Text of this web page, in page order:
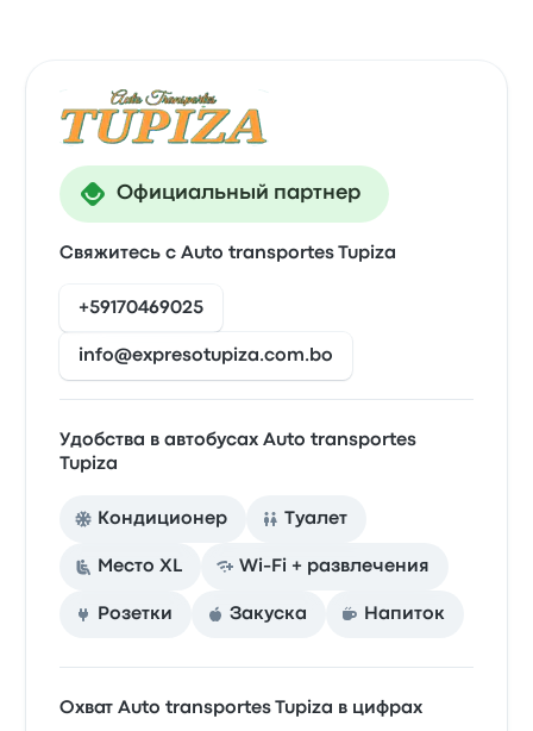
Официальный партнер
Свяжитесь с Auto transportes Tupiza
+59170469025
info@expresotupiza.com.bo
Удобства в автобусах Auto transportes
Tupiza
Кондиционер Туалет
Место XL Wi-Fi + развлечения
Розетки Закуска Напиток
Охват Auto transportes Tupiza в цифрах